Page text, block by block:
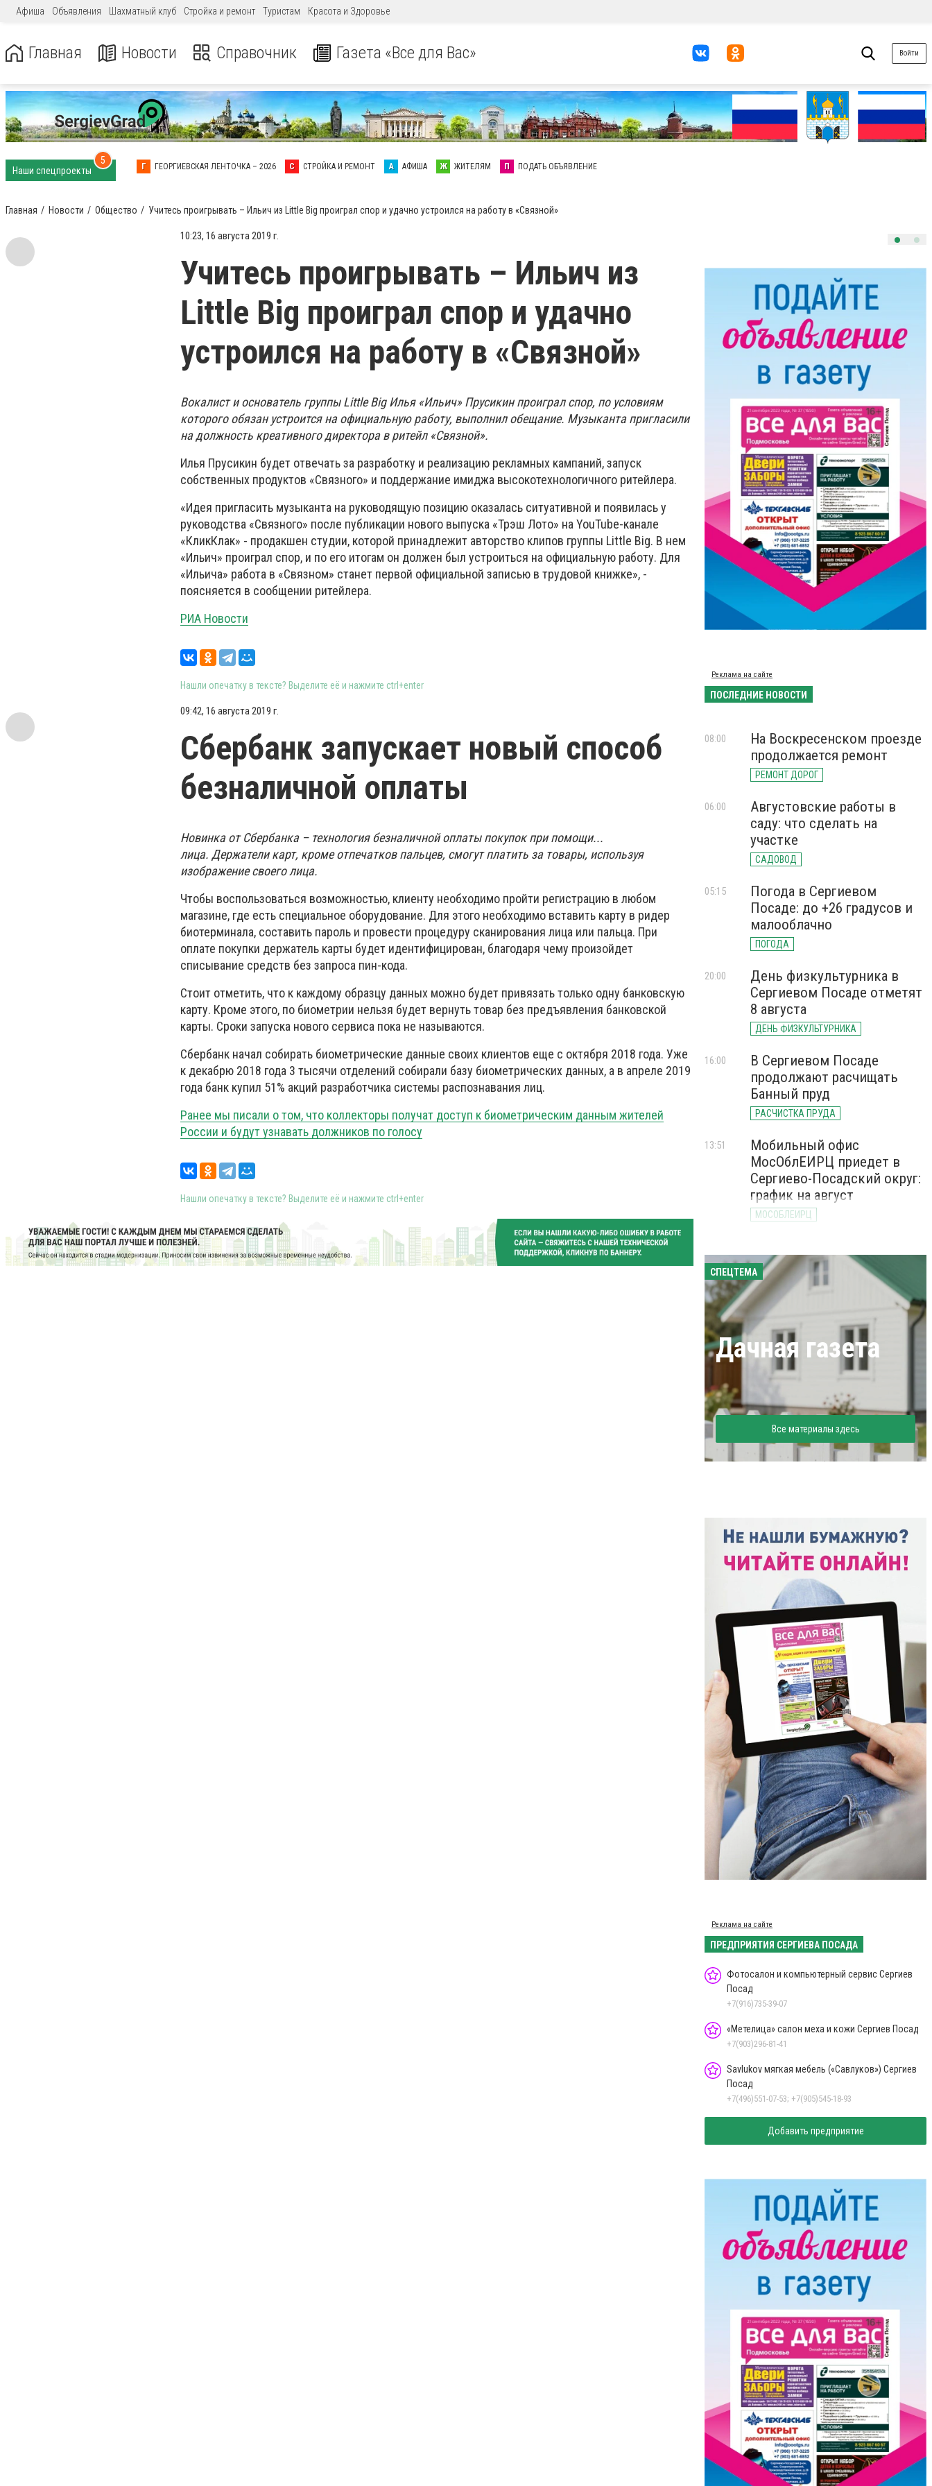
Афиша Объявления Шахматный клуб Стройка и ремонт Туристам Красота и Здоровье
Главная Новости Справочник Газета «Все для Вас» Войти
Наши спецпроекты
5
Г ГЕОРГИЕВСКАЯ ЛЕНТОЧКА – 2026 С СТРОЙКА И РЕМОНТ А АФИША Ж ЖИТЕЛЯМ П ПОДАТЬ ОБЪЯВЛЕНИЕ
Главная Новости Общество Учитесь проигрывать – Ильич из Little Big проиграл спор и удачно устроился на работу в «Связной»
10:23, 16 августа 2019 г.
Учитесь проигрывать – Ильич из
Little Big проиграл спор и удачно
устроился на работу в «Связной»
Вокалист и основатель группы Little Big Илья «Ильич» Прусикин проиграл спор, по условиям
которого обязан устроится на официальную работу, выполнил обещание. Музыканта пригласили
на должность креативного директора в ритейл «Связной».
Илья Прусикин будет отвечать за разработку и реализацию рекламных кампаний, запуск
собственных продуктов «Связного» и поддержание имиджа высокотехнологичного ритейлера.
«Идея пригласить музыканта на руководящую позицию оказалась ситуативной и появилась у
руководства «Связного» после публикации нового выпуска «Трэш Лото» на YouTube-канале
«КликКлак» - продакшен студии, которой принадлежит авторство клипов группы Little Big. В нем
«Ильич» проиграл спор, и по его итогам он должен был устроиться на официальную работу. Для
«Ильича» работа в «Связном» станет первой официальной записью в трудовой книжке», -
поясняется в сообщении ритейлера.
РИА Новости
Нашли опечатку в тексте? Выделите её и нажмите ctrl+enter
09:42, 16 августа 2019 г.
Сбербанк запускает новый способ
безналичной оплаты
Новинка от Сбербанка – технология безналичной оплаты покупок при помощи...
лица. Держатели карт, кроме отпечатков пальцев, смогут платить за товары, используя
изображение своего лица.
Чтобы воспользоваться возможностью, клиенту необходимо пройти регистрацию в любом
магазине, где есть специальное оборудование. Для этого необходимо вставить карту в ридер
биотерминала, составить пароль и провести процедуру сканирования лица или пальца. При
оплате покупки держатель карты будет идентифицирован, благодаря чему произойдет
списывание средств без запроса пин-кода.
Стоит отметить, что к каждому образцу данных можно будет привязать только одну банковскую
карту. Кроме этого, по биометрии нельзя будет вернуть товар без предъявления банковской
карты. Сроки запуска нового сервиса пока не называются.
Сбербанк начал собирать биометрические данные своих клиентов еще с октября 2018 года. Уже
к декабрю 2018 года 3 тысячи отделений собирали базу биометрических данных, а в апреле 2019
года банк купил 51% акций разработчика системы распознавания лиц.
Ранее мы писали о том, что коллекторы получат доступ к биометрическим данным жителей
России и будут узнавать должников по голосу
Нашли опечатку в тексте? Выделите её и нажмите ctrl+enter
Реклама на сайте
ПОСЛЕДНИЕ НОВОСТИ
На Воскресенском проезде
продолжается ремонт
РЕМОНТ ДОРОГ
08:00
Августовские работы в
саду: что сделать на
участке
САДОВОД
06:00
Погода в Сергиевом
Посаде: до +26 градусов и
малооблачно
ПОГОДА
05:15
День физкультурника в
Сергиевом Посаде отметят
8 августа
ДЕНЬ ФИЗКУЛЬТУРНИКА
20:00
В Сергиевом Посаде
продолжают расчищать
Банный пруд
РАСЧИСТКА ПРУДА
16:00
Мобильный офис
МосОблЕИРЦ приедет в
Сергиево-Посадский округ:
график на август
МОСОБЛЕИРЦ
13:51
СПЕЦТЕМА
Дачная газета
Все материалы здесь
Реклама на сайте
ПРЕДПРИЯТИЯ СЕРГИЕВА ПОСАДА
Фотосалон и компьютерный сервис Сергиев
Посад
+7(916)735-39-07
«Метелица» салон меха и кожи Сергиев Посад
+7(903)296-81-41
Savlukov мягкая мебель («Савлуков») Сергиев
Посад
+7(496)551-07-53; +7(905)545-18-93
Добавить предприятие